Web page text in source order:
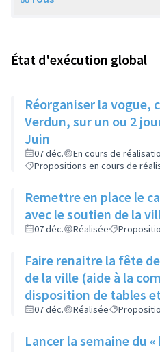
Scope
État d'exécution global
Réorganiser la vogue,
Verdun, sur un ou 2
Juin
07 déc.
En cours de
Propositions en cours de
Remettre en place le
avec le soutien de la
07 déc. Réalisée
Faire renaitre la fête
de la ville (aide à la
disposition de tables
les demandes
07 déc. Réalisée
Lancer la semaine du